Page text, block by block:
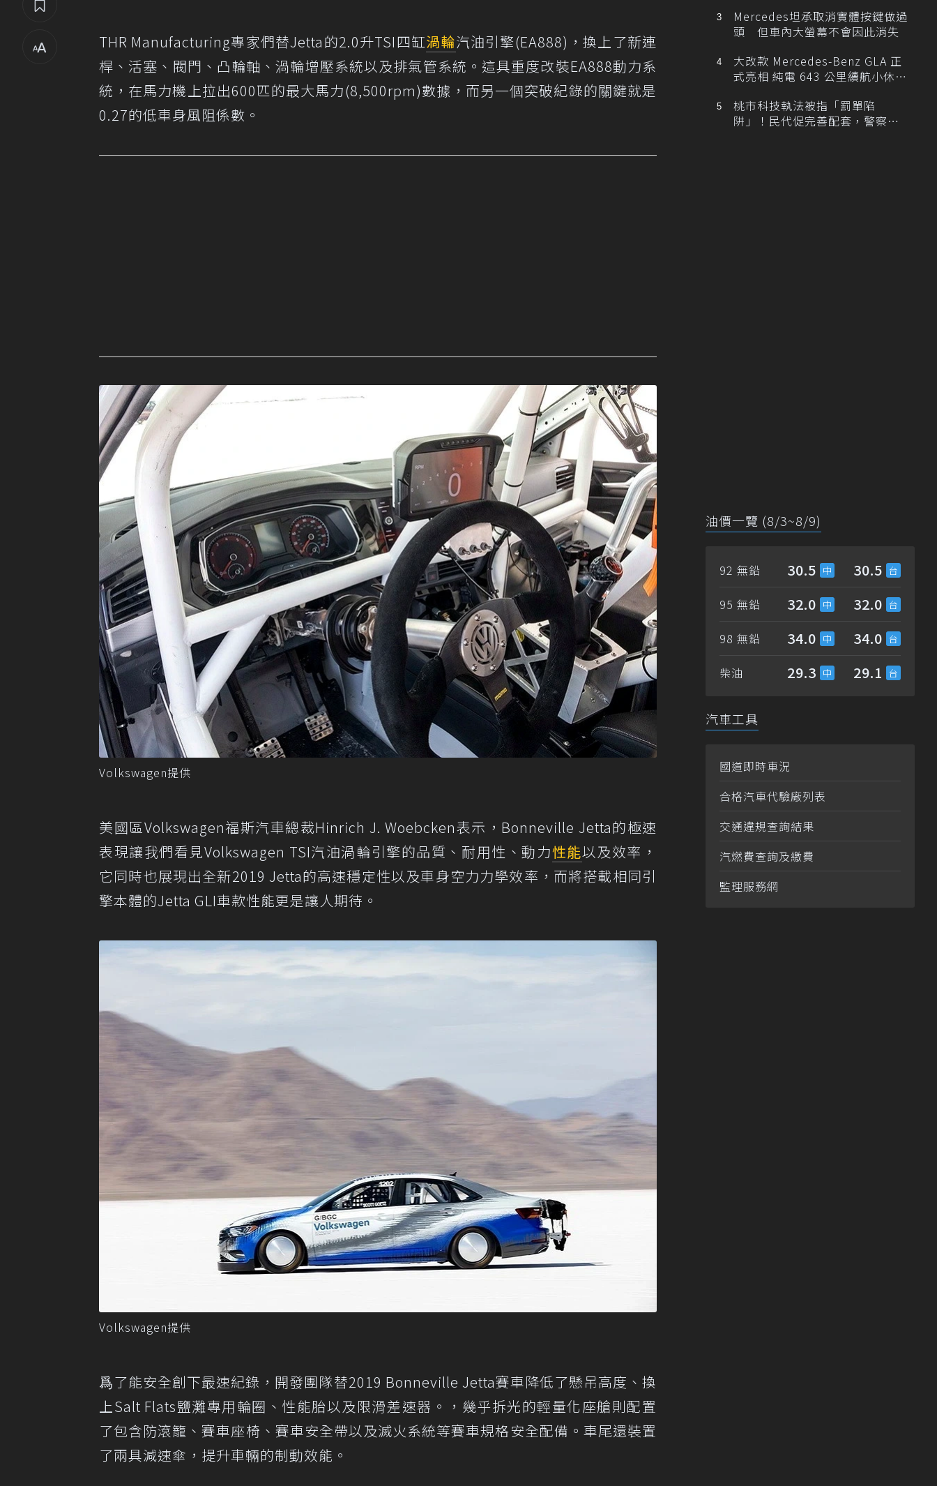
THR Manufacturing專家們替Jetta的2.0升TSI四缸渦輪汽油引擎(EA888)，換上了新連
桿、活塞、閥門、凸輪軸、渦輪增壓系統以及排氣管系統。這具重度改裝EA888動力系
統，在馬力機上拉出600匹的最大馬力(8,500rpm)數據，而另一個突破紀錄的關鍵就是
0.27的低車身風阻係數。
Volkswagen提供
美國區Volkswagen福斯汽車總裁Hinrich J. Woebcken表示，Bonneville Jetta的極速
表現讓我們看見Volkswagen TSI汽油渦輪引擎的品質、耐用性、動力性能以及效率，
它同時也展現出全新2019 Jetta的高速穩定性以及車身空力力學效率，而將搭載相同引
擎本體的Jetta GLI車款性能更是讓人期待。
Volkswagen提供
爲了能安全創下最速紀錄，開發團隊替2019 Bonneville Jetta賽車降低了懸吊高度、換
上Salt Flats鹽灘專用輪圈、性能胎以及限滑差速器。，幾乎拆光的輕量化座艙則配置
了包含防滾籠、賽車座椅、賽車安全帶以及滅火系統等賽車規格安全配備。車尾還裝置
了兩具減速傘，提升車輛的制動效能。
Mercedes坦承取消實體按鍵做過
頭 但車內大螢幕不會因此消失
大改款 Mercedes-Benz GLA 正
式亮相 純電 643 公里續航小休
桃市科技執法被指「罰單陷
阱」！民代促完善配套，警察局
油價一覽 (8/3~8/9)
92 無鉛 30.5 30.5
95 無鉛 32.0 32.0
98 無鉛 34.0 34.0
柴油 29.3 29.1
汽車工具
國道即時車況
合格汽車代驗廠列表
交通違規查詢結果
汽燃費查詢及繳費
監理服務網